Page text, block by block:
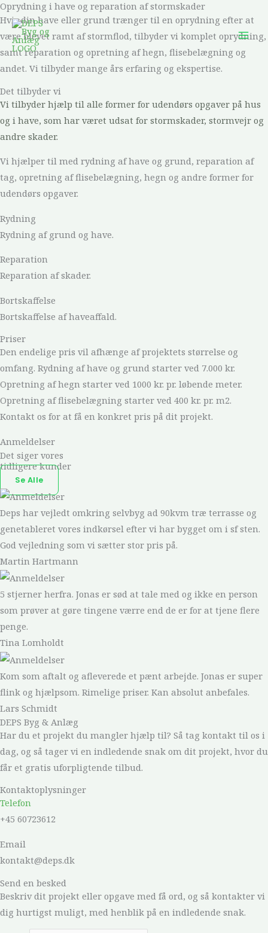
Gå
til
indholdet
Oprydning i have og reparation af stormskader
Hvis din have eller grund trænger til en oprydning efter at
være blevet ramt af stormflod, tilbyder vi komplet oprydning,
samt reparation og opretning af hegn, flisebelægning og
andet. Vi tilbyder mange års erfaring og ekspertise.
Det tilbyder vi
Vi tilbyder hjælp til alle former for udendørs opgaver på hus
og i have, som har været udsat for stormskader, stormvejr og
andre skader.
Vi hjælper til med rydning af have og grund, reparation af
tag, opretning af flisebelægning, hegn og andre former for
udendørs opgaver.
Rydning
Rydning af grund og have.
Reparation
Reparation af skader.
Bortskaffelse
Bortskaffelse af haveaffald.
Priser
Den endelige pris vil afhænge af projektets størrelse og
omfang. Rydning af have og grund starter ved 7.000 kr.
Opretning af hegn starter ved 1000 kr. pr. løbende meter.
Opretning af flisebelægning starter ved 400 kr. pr. m2.
Kontakt os for at få en konkret pris på dit projekt.
Anmeldelser
Det siger vores
tidligere kunder
Se Alle
Deps har vejledt omkring selvbyg ad 90kvm træ terrasse og
genetableret vores indkørsel efter vi har bygget om i sf sten.
God vejledning som vi sætter stor pris på.
Martin Hartmann
5 stjerner herfra. Jonas er sød at tale med og ikke en person
som prøver at gøre tingene værre end de er for at tjene flere
penge.
Tina Lomholdt
Kom som aftalt og afleverede et pænt arbejde. Jonas er super
flink og hjælpsom. Rimelige priser. Kan absolut anbefales.
Lars Schmidt
DEPS Byg & Anlæg
Har du et projekt du mangler hjælp til? Så tag kontakt til os i
dag, og så tager vi en indledende snak om dit projekt, hvor du
får et gratis uforpligtende tilbud.
Kontaktoplysninger
Telefon
+45 60723612
Email
kontakt@deps.dk
Send en besked
Beskriv dit projekt eller opgave med få ord, og så kontakter vi
dig hurtigst muligt, med henblik på en indledende snak.